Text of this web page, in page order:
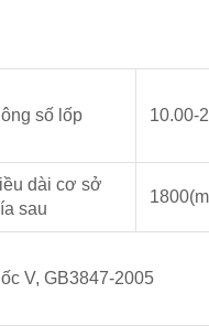
số lốp 10.00-
dài cơ sở
sau
V, GB3847-2005